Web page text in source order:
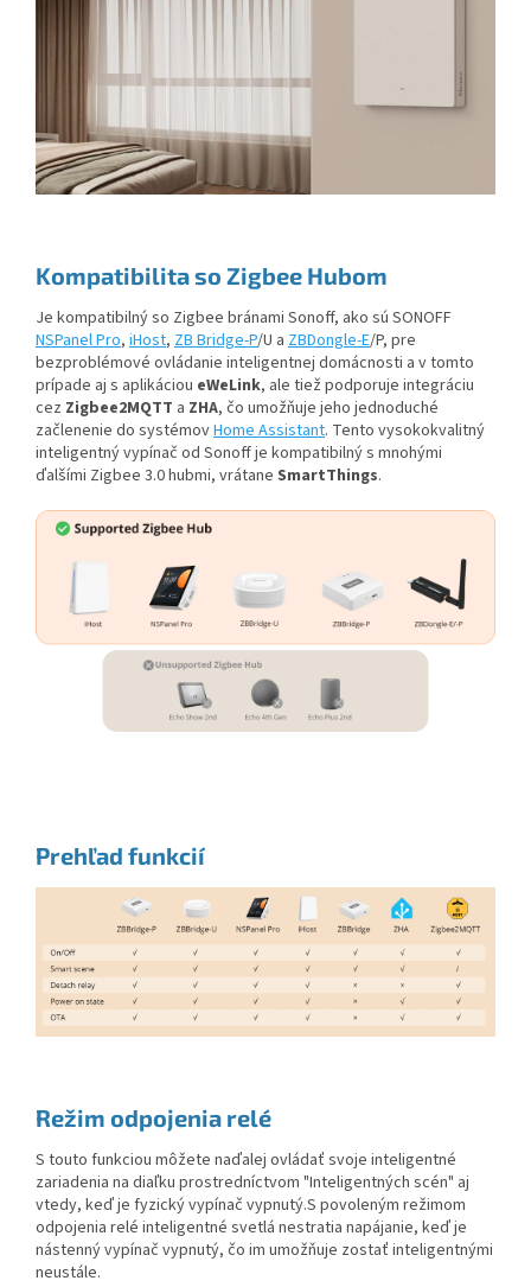
Kompatibilita so Zigbee Hubom
Je kompatibilný so Zigbee bránami Sonoff, ako sú SONOFF
NSPanel Pro, iHost, ZB Bridge-P/U a ZBDongle-E/P, pre
bezproblémové ovládanie inteligentnej domácnosti a v tomto
prípade aj s aplikáciou eWeLink, ale tiež podporuje integráciu
cez Zigbee2MQTT a ZHA, čo umožňuje jeho jednoduché
začlenenie do systémovHome Assistant. Tento vysokokvalitný
inteligentný vypínač od Sonoff je kompatibilný s mnohými
ďalšími Zigbee 3.0 hubmi, vrátane SmartThings.
Prehľad funkcií
Režim odpojenia relé
S touto funkciou môžete naďalej ovládať svoje inteligentné
zariadenia na diaľku prostredníctvom "Inteligentných scén" aj
vtedy, keď je fyzický vypínač vypnutý.S povoleným režimom
odpojenia relé inteligentné svetlá nestratia napájanie, keď je
nástenný vypínač vypnutý, čo im umožňuje zostať inteligentnými
neustále.